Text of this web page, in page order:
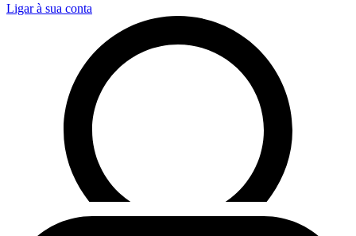
Ligar à sua conta